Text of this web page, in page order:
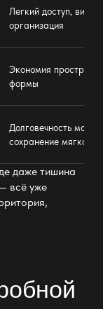
Легкий доступ,
организация
Экономия
формы
Долговечность
сохранение мягкости
даже тишина
всё уже